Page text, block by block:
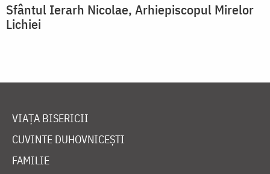
Sfântul Ierarh Nicolae, Arhiepiscopul Mirelor
Lichiei
VIAȚA BISERICII
CUVINTE DUHOVNICEȘTI
FAMILIE